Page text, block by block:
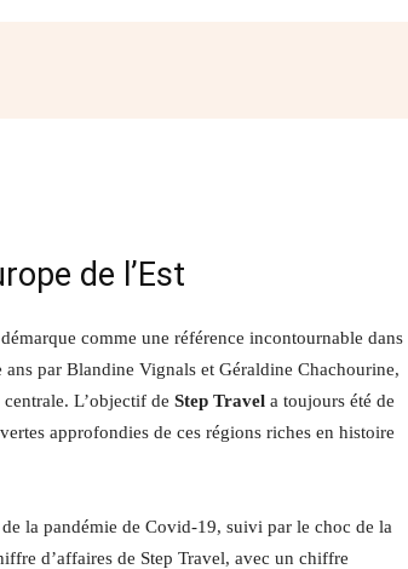
de l’Est
comme une référence incontournable dans
par Blandine Vignals et Géraldine Chachourine,
L’objectif de Step Travel a toujours été de
approfondies de ces régions riches en histoire
la pandémie de Covid-19, suivi par le choc de la
d’affaires de Step Travel, avec un chiffre